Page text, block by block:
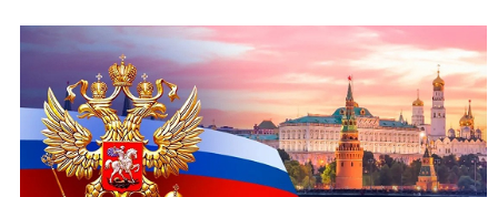
Где сдать
Партнерам